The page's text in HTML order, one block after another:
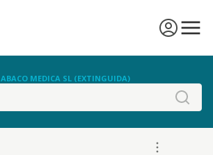
ABACO MEDICA SL (EXTINGUIDA)